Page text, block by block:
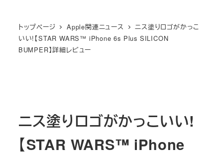
トップページ Apple関連ニュース
ニス塗りロゴがかっこ
いい!【STAR WARS™ iPhone 6s Plus SILICON
BUMPER】詳細レビュー
ニス塗りロゴがかっこいい!
【STAR WARS™ iPhone